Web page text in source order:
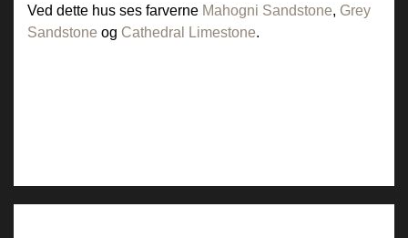
Ved dette hus ses farverne Mahogni Sandstone, Grey
Sandstone og Cathedral Limestone.